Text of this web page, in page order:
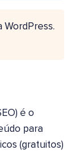
WordPress.
é o
para
(gratuitos)